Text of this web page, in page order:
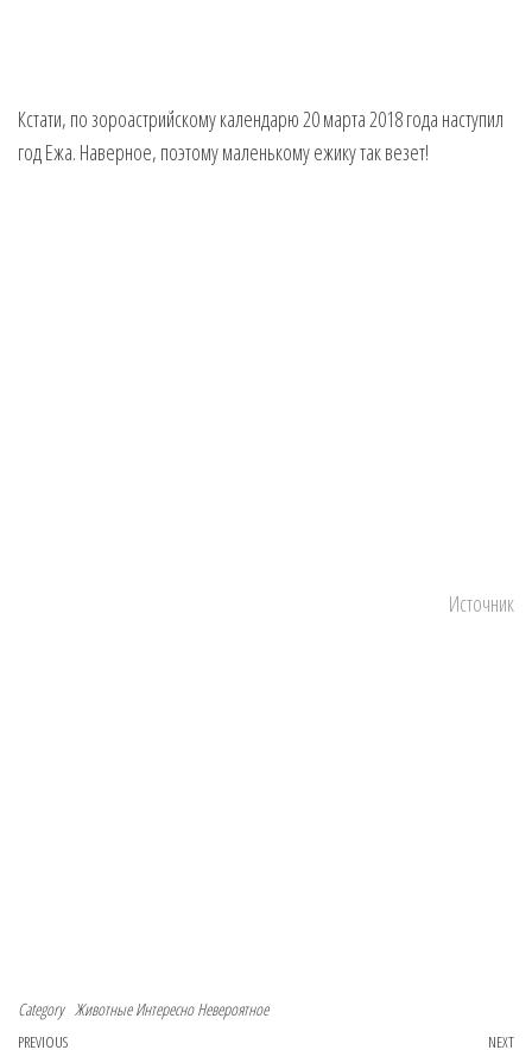
Кстати, по зороастрийскому календарю 20 марта 2018 года наступил
год Ежа. Наверное, поэтому маленькому ежику так везет!
Источник
Category Животные Интересно Невероятное
PREVIOUS NEXT